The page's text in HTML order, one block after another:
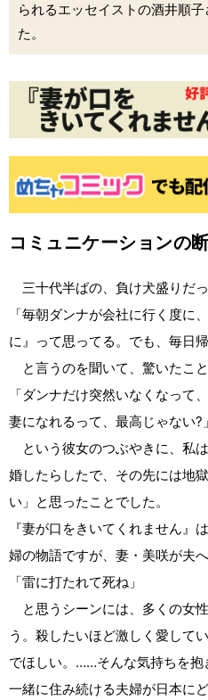
られるエッセイストの酒井順
た。
コミュニケーションの
三十代半ばの、負け犬盛りだ
「毎朝ダンナが会社に行く度に
に』って思ってる。でも、毎日
と言うのを聞いて、驚いたこと
「ダンナだけ突然いなくなって
妻になれるって、最高じゃない?」
という彼女のつぶやきに、私
婚したらしたで、その先には地
い」と思ったことでした。
『妻が口をきいてくれません』
婦の物語ですが、妻・美咲が夫
「雷に打たれて死ね」
と思うシーンには、多くの女
う。殺したいほど激しく愛して
でほしい。……そんな気持ちを抱
一緒に住み続ける夫婦が日本に